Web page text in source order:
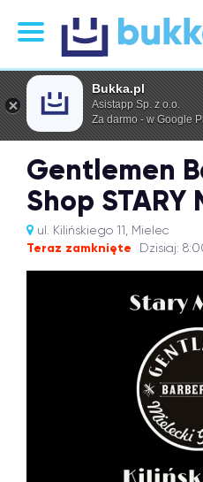
Gentlemen
Shop STARY
ul. Kilińskiego 11, Mielec
Teraz zamknięte Dzisiaj:
Bukka.pl
Asistapp Sp. z o.o.
Za darmo - w Google